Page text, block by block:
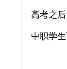
高考之
中职学